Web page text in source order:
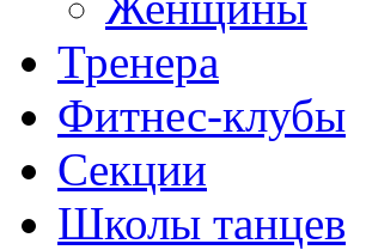
Тренера
Фитнес-клубы
Секции
Школы танцев